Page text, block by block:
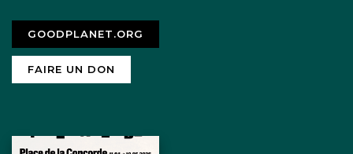
GOODPLANET.ORG
FAIRE UN DON